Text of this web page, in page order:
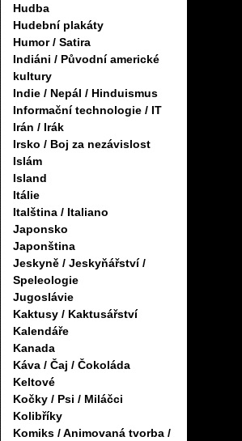
Hudba
Hudební plakáty
Humor / Satira
Indiáni / Původní americké
kultury
Indie / Nepál / Hinduismus
Informační technologie / IT
Irán / Irák
Irsko / Boj za nezávislost
Islám
Island
Itálie
Italština / Italiano
Japonsko
Japonština
Jeskyně / Jeskyňářství /
Speleologie
Jugoslávie
Kaktusy / Kaktusářství
Kalendáře
Kanada
Káva / Čaj / Čokoláda
Keltové
Kočky / Psi / Miláčci
Kolibříky
Komiks / Animovaná tvorba /